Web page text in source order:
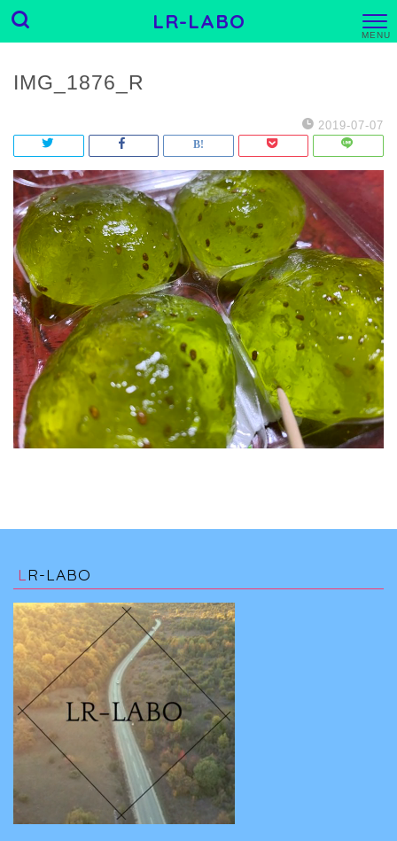
LR-LABO
E
IMG_1876_R
2019-07-07
LR-LABO